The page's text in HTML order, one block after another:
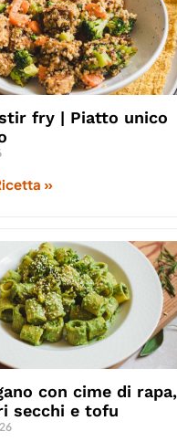
fry | Piatto unico
»
con cime di rapa,
secchi e tofu